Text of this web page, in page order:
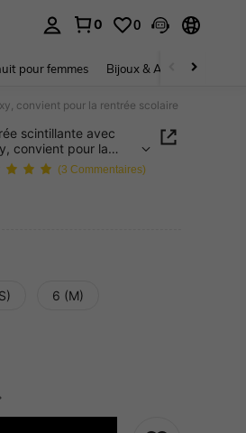
0 0
pour femmes Bijoux & Accessoires pour
convient pour la rentrée scolaire
scintillante avec
convient pour la
(3 Commentaires)
6 (M)